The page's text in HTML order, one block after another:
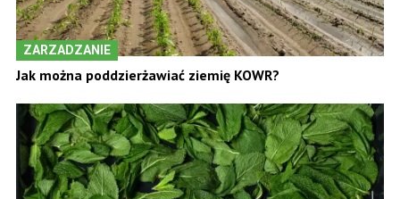
ZARZADZANIE
Jak można poddzierżawiać ziemię KOWR?